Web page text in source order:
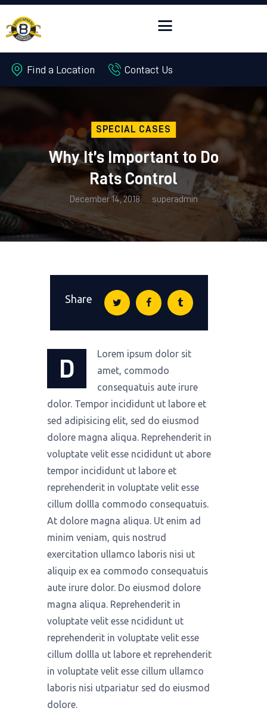
Find a Location Contact Us
SPECIAL CASES
Why It’s Important to Do
Rats Control
December 14, 2018 superadmin
Αρχική
Αποφράξεις
Απολυμάνσεις
Επικοινωνία
Share
D
Lorem ipsum dolor sit
amet, commodo
consequatuis aute irure
dolor. Tempor incididunt ut labore et
sed adipisicing elit, sed do eiusmod
dolore magna aliqua. Reprehenderit in
voluptate velit esse ncididunt ut abore
tempor incididunt ut labore et
reprehenderit in voluptate velit esse
cillum dollla commodo consequatuis.
At dolore magna aliqua. Ut enim ad
minim veniam, quis nostrud
exercitation ullamco laboris nisi ut
aliquip ex ea commodo consequatuis
aute irure dolor. Do eiusmod dolore
magna aliqua. Reprehenderit in
voluptate velit esse ncididunt ut
reprehenderit in voluptate velit esse
cillum dollla ut labore et reprehenderit
in voluptate velit esse cillum ullamco
laboris nisi utpariatur sed do eiusmod
dolore.